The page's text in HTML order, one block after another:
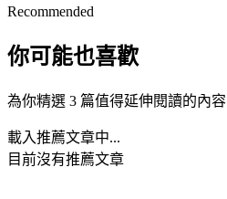
Recommended
你可能也喜歡
為你精選 3 篇值得延伸閱讀的內容
載入推薦文章中...
目前沒有推薦文章